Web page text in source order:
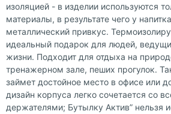
изоляцией - в изделии используются
материалы, в результате чего у
металлический привкус.
идеальный подарок для людей,
жизни. Подходит для отдыха на
тренажерном зале, пеших прогулок.
займет достойное место в офисе или
дизайн корпуса легко сочетается со
держателями; Бутылку Актив” нельзя